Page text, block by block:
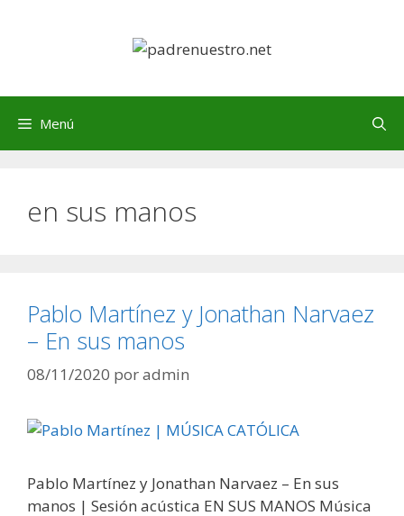
Menú
en sus manos
Pablo Martínez y Jonathan Narvaez
– En sus manos
08/11/2020 poradmin
Pablo Martínez y Jonathan Narvaez – En sus
manos | Sesión acústica EN SUS MANOS Música